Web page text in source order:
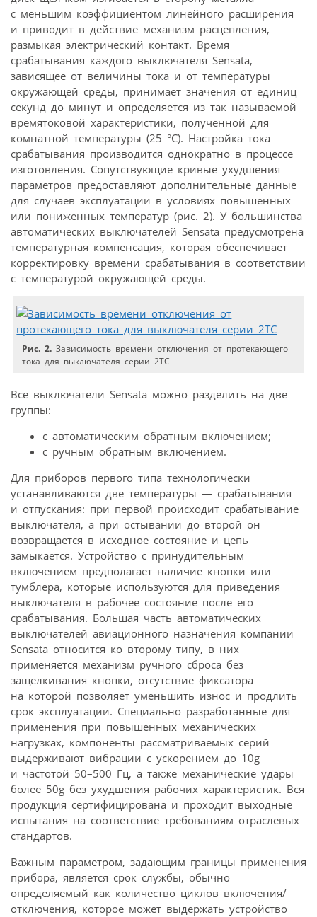
с меньшим коэффициентом линейного расширения
и приводит в действие механизм расцепления,
размыкая электрический контакт. Время
срабатывания каждого выключателя Sensata,
зависящее от величины тока и от температуры
окружающей среды, принимает значения от единиц
секунд до минут и определяется из так называемой
времятоковой характеристики, полученной для
комнатной температуры (25 °C). Настройка тока
срабатывания производится однократно в процессе
изготовления. Сопутствующие кривые ухудшения
параметров предоставляют дополнительные данные
для случаев эксплуатации в условиях повышенных
или пониженных температур (рис. 2). У большинства
автоматических выключателей Sensata предусмотрена
температурная компенсация, которая обеспечивает
корректировку времени срабатывания в соответствии
с температурой окружающей среды.
Рис. 2. Зависимость времени отключения от протекающего
тока для выключателя серии 2TC
Все выключатели Sensata можно разделить на две
группы:
с автоматическим обратным включением;
с ручным обратным включением.
Для приборов первого типа технологически
устанавливаются две температуры — срабатывания
и отпускания: при первой происходит срабатывание
выключателя, а при остывании до второй он
возвращается в исходное состояние и цепь
замыкается. Устройство с принудительным
включением предполагает наличие кнопки или
тумблера, которые используются для приведения
выключателя в рабочее состояние после его
срабатывания. Большая часть автоматических
выключателей авиационного назначения компании
Sensata относится ко второму типу, в них
применяется механизм ручного сброса без
защелкивания кнопки, отсутствие фиксатора
на которой позволяет уменьшить износ и продлить
срок эксплуатации. Специально разработанные для
применения при повышенных механических
нагрузках, компоненты рассматриваемых серий
выдерживают вибрации с ускорением до 10g
и частотой 50–500 Гц, а также механические удары
более 50g без ухудшения рабочих характеристик. Вся
продукция сертифицирована и проходит выходные
испытания на соответствие требованиям отраслевых
стандартов.
Важным параметром, задающим границы применения
прибора, является срок службы, обычно
определяемый как количество циклов включения/
отключения, которое может выдержать устройство